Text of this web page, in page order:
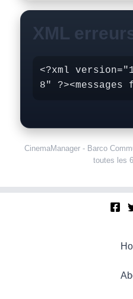
XML
<?xml
8"
CinemaManager - Barco
toutes les